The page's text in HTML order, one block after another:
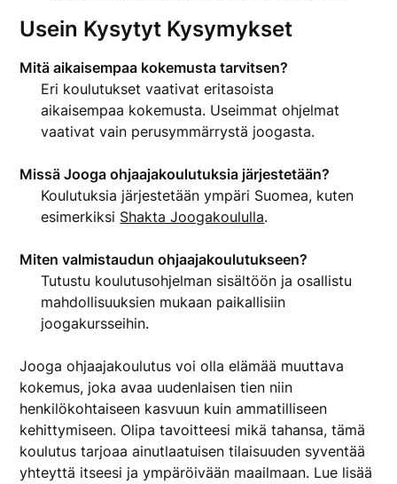
Usein Kysytyt Kysymykset
Mitä aikaisempaa kokemusta tarvitsen?
Eri koulutukset vaativat eritasoista
aikaisempaa kokemusta. Useimmat ohjelmat
vaativat vain perusymmärrystä joogasta.
Missä Jooga ohjaajakoulutuksia järjestetään?
Koulutuksia järjestetään ympäri Suomea, kuten
esimerkiksi Shakta Joogakoululla.
Miten valmistaudun ohjaajakoulutukseen?
Tutustu koulutusohjelman sisältöön ja osallistu
mahdollisuuksien mukaan paikallisiin
joogakursseihin.
Jooga ohjaajakoulutus voi olla elämää muuttava
kokemus, joka avaa uudenlaisen tien niin
henkilökohtaiseen kasvuun kuin ammatilliseen
kehittymiseen. Olipa tavoitteesi mikä tahansa, tämä
koulutus tarjoaa ainutlaatuisen tilaisuuden syventää
yhteyttä itseesi ja ympäröivään maailmaan. Lue lisää